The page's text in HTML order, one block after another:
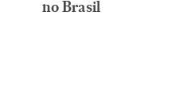
no Brasil